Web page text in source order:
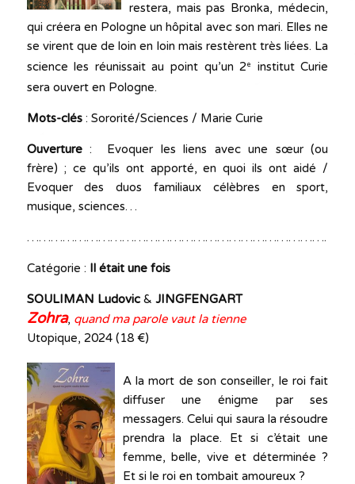
restera, mais pas Bronka, médecin,
qui créera en Pologne un hôpital avec son mari. Elles ne
se virent que de loin en loin mais restèrent très liées. La
science les réunissait au point qu’un 2e
institut Curie
sera ouvert en Pologne.
Mots-clés: Sororité/Sciences / Marie Curie
Ouverture: Evoquer les liens avec une sœur (ou
frère) ; ce qu’ils ont apporté, en quoi ils ont aidé /
Evoquer des duos familiaux célèbres en sport,
musique, sciences…
Catégorie : Il était une fois
SOULIMAN Ludovic & JINGFENGART
Zohra, quand ma parole vaut la tienne
Utopique, 2024 (18 €)
A la mort de son conseiller, le roi fait
diffuser une énigme par ses
messagers. Celui qui saura la résoudre
prendra la place. Et si c’était une
femme, belle, vive et déterminée ?
Et si le roi en tombait amoureux ?